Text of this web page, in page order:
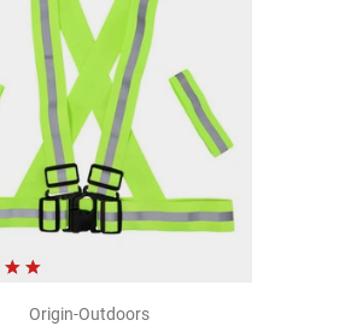
Origin-Outdoors